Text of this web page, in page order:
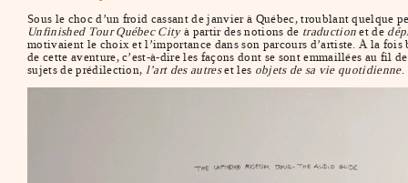
Sous le choc d’un froid cassant de janvier à Québec, troublant quelque
Unfinished Tour Québec Cityà partir des notions de traduction et de
motivaient le choix et l’importance dans son parcours d’artiste. À la
de cette aventure, c’est-à-dire les façons dont se sont emmaillées au
sujets de prédilection,
l’art des autreset les objets de sa vie quotidienne.